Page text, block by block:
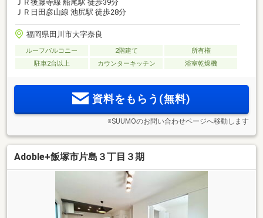
ＪＲ後藤寺線 船尾駅 徒歩39分
ＪＲ日田彦山線 池尻駅 徒歩28分
福岡県田川市大字奈良
ルーフバルコニー 2階建て
所有権
駐車2台以上
カウンターキッチン 浴室乾燥機
資料をもらう(無料)
※SUUMOのお問い合わせページへ移動します
Adoble+飯塚市片島３丁目３期